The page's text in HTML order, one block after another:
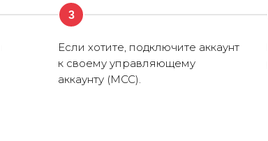
3
Если хотите, подключите аккаунт
к своему управляющему
аккаунту (MCC).